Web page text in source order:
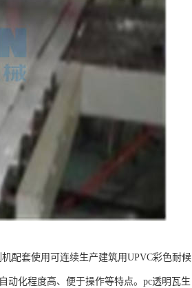
配套使用可连续生产建筑用UPVC彩色耐候
动化程度高、便于操作等特点。pc透明瓦生